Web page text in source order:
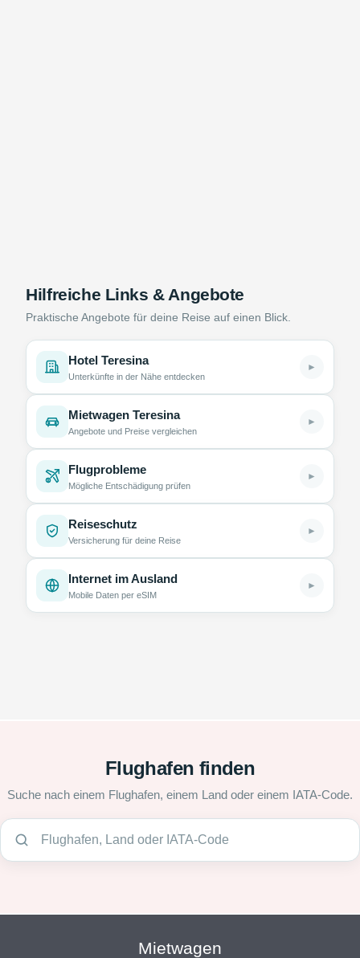
Hilfreiche Links & Angebote
Praktische Angebote für deine Reise auf einen Blick.
Hotel Teresina
Unterkünfte in der Nähe entdecken
►
Mietwagen Teresina
Angebote und Preise vergleichen
►
Flugprobleme
Mögliche Entschädigung prüfen
►
Reiseschutz
Versicherung für deine Reise
►
Internet im Ausland
Mobile Daten per eSIM
►
Flughafen finden
Suche nach einem Flughafen, einem Land oder einem IATA-Code.
Mietwagen